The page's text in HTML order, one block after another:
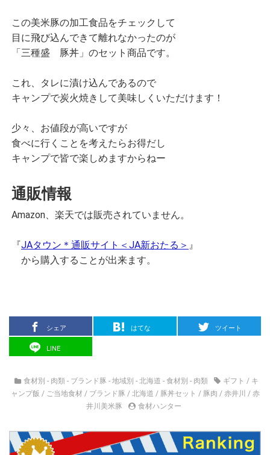
この美米豚の加工食品をチェックして
目に飛び込んできて離れなかったのが
「三種盛 豚丼」のセット商品です。
これ、タレに漬け込んであるので
キャンプで炭火焼きして美味しくいただけます！
少々、お値段が高いですが
食べに行くことを考えたらお得だし
キャンプで皆で楽しめますからねー
通販情報
Amazon、楽天では販売されていません。
『JAタウン＊通販サイト＜JA新おたる＞ 』
から購入することが出来ます。
シェア はてな ツイート
LINE
食材別 - 肉類 - ブランド豚 - 地域別 - 北海道 - 食材別 - 肉類 ギフト / キ
ャンプ飯 / ご当地食材 / ブランド豚 / 北海道 / 豚丼セット / 豚肉 / 赤井川 / 赤
井川美米豚
食材ハンター